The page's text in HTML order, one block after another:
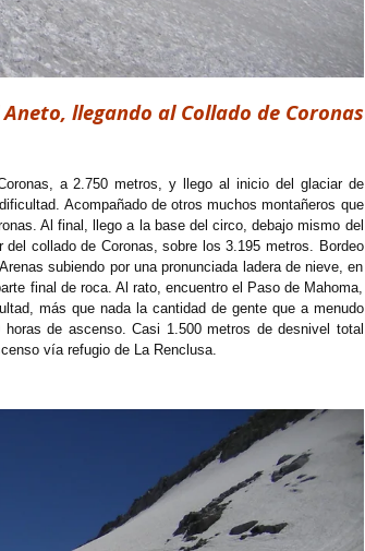
llegando al Collado de Coronas
a 2.750 metros, y llego al inicio del glaciar de
Acompañado de otros muchos montañeros que
Al final, llego a la base del circo, debajo mismo del
collado de Coronas, sobre los 3.195 metros. Bordeo
subiendo por una pronunciada ladera de nieve, en
final de roca. Al rato, encuentro el Paso de Mahoma,
más que nada la cantidad de gente que a menudo
de ascenso. Casi 1.500 metros de desnivel total
vía refugio de La Renclusa.